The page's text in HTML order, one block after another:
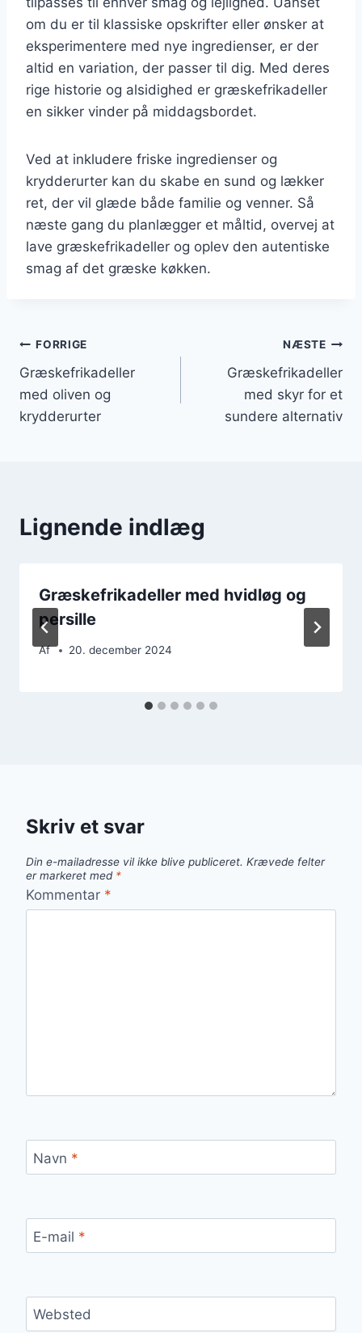
om du er til klassiske opskrifter eller ønsker at
eksperimentere med nye ingredienser, er der
altid en variation, der passer til dig. Med deres
rige historie og alsidighed er græskefrikadeller
en sikker vinder på middagsbordet.
Ved at inkludere friske ingredienser og
krydderurter kan du skabe en sund og lækker
ret, der vil glæde både familie og venner. Så
næste gang du planlægger et måltid, overvej at
lave græskefrikadeller og oplev den autentiske
smag af det græske køkken.
Indlægsnavigation
FORRIGE
Græskefrikadeller
med oliven og
krydderurter
NÆSTE
Græskefrikadeller
med skyr for et
sundere alternativ
Lignende indlæg
Græskefrikadeller med hvidløg og
persille
Af 20. december 2024
Skriv et svar
Din e-mailadresse vil ikke blive publiceret. Krævede felter
er markeret med *
Kommentar *
Navn *
E-mail *
Websted